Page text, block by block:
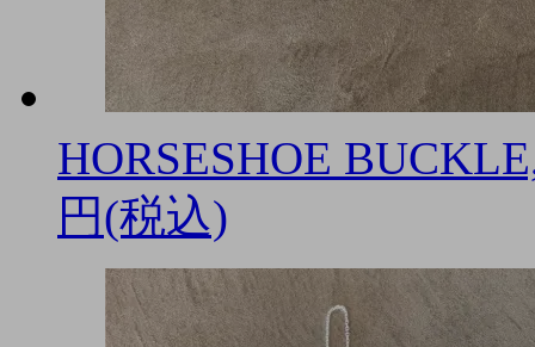
HORSESHOE
円(税込)